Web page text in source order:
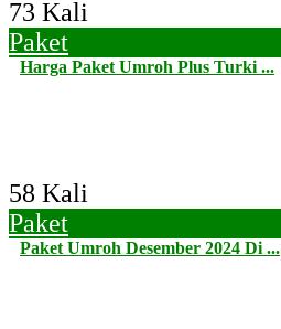
73 Kali
Paket
Harga Paket Umroh Plus Turki ...
58 Kali
Paket
Paket Umroh Desember 2024 Di ...